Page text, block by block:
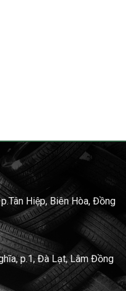
Hiệp, Biên Hòa, Đồng
p.1, Đà Lạt, Lâm Đồng